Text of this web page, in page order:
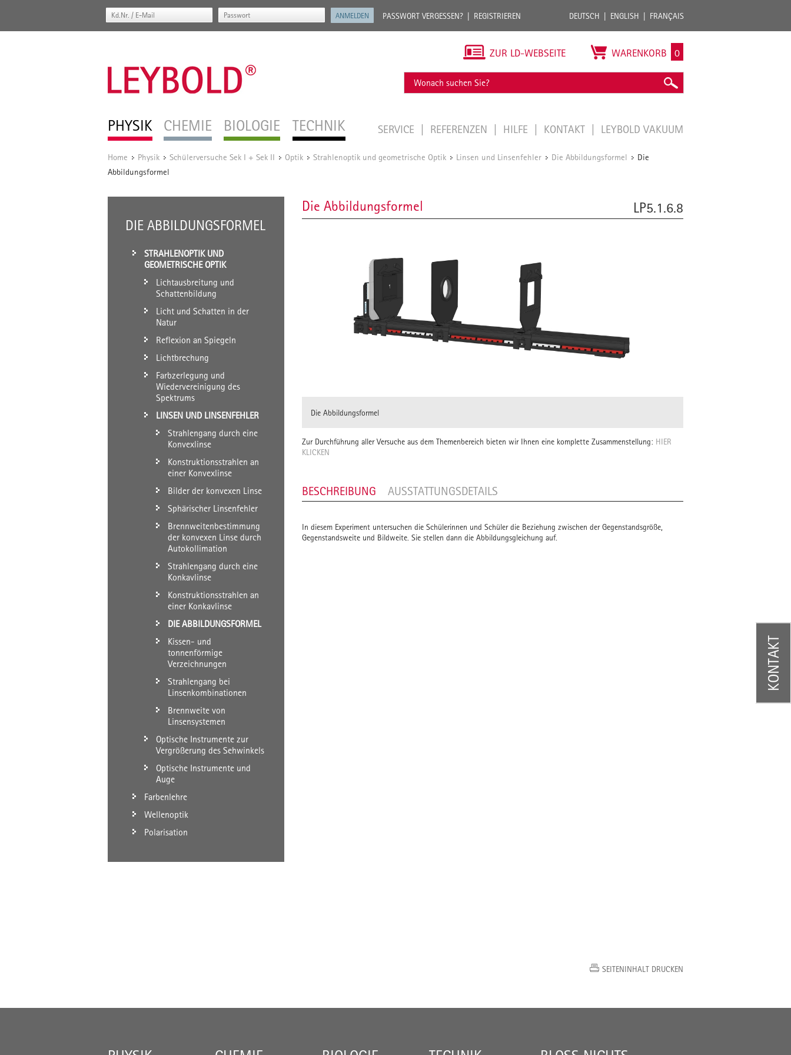
PASSWORT VERGESSEN? REGISTRIEREN DEUTSCH ENGLISH FRANÇAIS
PHYSIK CHEMIE BIOLOGIE TECHNIK
ZUR LD-WEBSEITE WARENKORB 0
SERVICE REFERENZEN HILFE KONTAKT LEYBOLD VAKUUM
Home / Physik / Schülerversuche Sek I + Sek II / Optik / Strahlenoptik und geometrische Optik / Linsen und Linsenfehler / Die Abbildungsformel / Die
Abbildungsformel
DIE ABBILDUNGSFORMEL
STRAHLENOPTIK UND
GEOMETRISCHE OPTIK
Lichtausbreitung und
Schattenbildung
Licht und Schatten in der
Natur
Reflexion an Spiegeln
Lichtbrechung
Farbzerlegung und
Wiedervereinigung des
Spektrums
LINSEN UND LINSENFEHLER
Strahlengang durch eine
Konvexlinse
Konstruktionsstrahlen an
einer Konvexlinse
Bilder der konvexen Linse
Sphärischer Linsenfehler
Brennweitenbestimmung
der konvexen Linse durch
Autokollimation
Strahlengang durch eine
Konkavlinse
Konstruktionsstrahlen an
einer Konkavlinse
DIE ABBILDUNGSFORMEL
Kissen- und
tonnenförmige
Verzeichnungen
Strahlengang bei
Linsenkombinationen
Brennweite von
Linsensystemen
Optische Instrumente zur
Vergrößerung des Sehwinkels
Optische Instrumente und
Auge
Farbenlehre
Wellenoptik
Polarisation
Die Abbildungsformel LP5.1.6.8
Die Abbildungsformel
Zur Durchführung aller Versuche aus dem Themenbereich bieten wir Ihnen eine komplette Zusammenstellung: HIER
KLICKEN
BESCHREIBUNG AUSSTATTUNGSDETAILS
In diesem Experiment untersuchen die Schülerinnen und Schüler die Beziehung zwischen der Gegenstandsgröße,
Gegenstandsweite und Bildweite. Sie stellen dann die Abbildungsgleichung auf.
SEITENINHALT DRUCKEN
KONTAKT